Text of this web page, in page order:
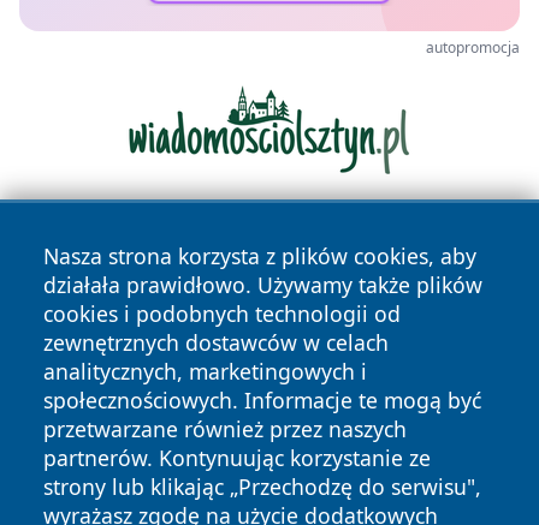
autopromocja
Nasza strona korzysta z plików cookies, aby
działała prawidłowo. Używamy także plików
cookies i podobnych technologii od
zewnętrznych dostawców w celach
analitycznych, marketingowych i
społecznościowych. Informacje te mogą być
przetwarzane również przez naszych
partnerów. Kontynuując korzystanie ze
strony lub klikając „Przechodzę do serwisu",
wyrażasz zgodę na użycie dodatkowych
Copyright © 2026 kielceinfo.pl Wszystkie prawa zastrzeżone.
News Autorzy
Polityka
Prywatności
Polityka
Cookies